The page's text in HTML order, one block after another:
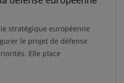
stratégique européenne
le projet de défense
Elle place